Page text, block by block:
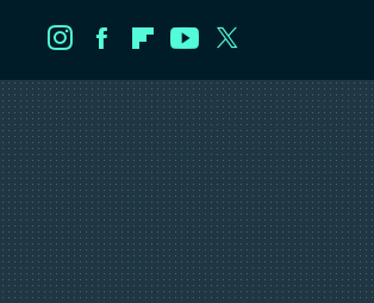
InstagramFacebookFlipboard
Youtube